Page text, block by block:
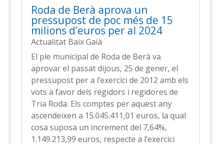
Roda de Berà aprova un
pressupost de poc més de 15
milions d’euros per al 2024
Actualitat Baix Gaià
El ple municipal de Roda de Berà va
aprovar el passat dijous, 25 de gener, el
pressupost per a l’exercici de 2012 amb els
vots a favor dels regidors i regidores de
Tria Roda. Els comptes per aquest any
ascendeixen a 15.045.411,01 euros, la qual
cosa suposa un increment del 7,64%,
1.149.213,99 euros, respecte a l’exercici